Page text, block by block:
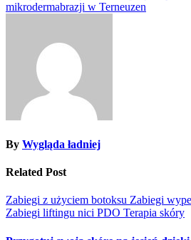
wpisu
mikrodermabrazji w Terneuzen
By Wygląda ładniej
Related Post
Zabiegi z użyciem botoksu Zabiegi
Zabiegi liftingu nici PDO Terapia skóry